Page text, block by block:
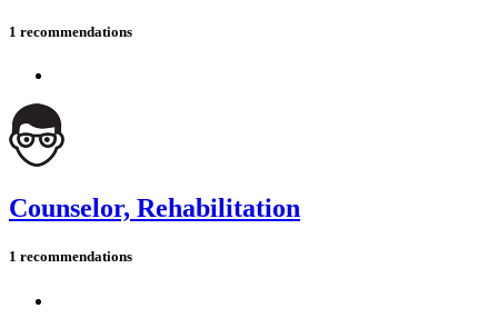
1 recommendations
Counselor, Rehabilitation
1 recommendations